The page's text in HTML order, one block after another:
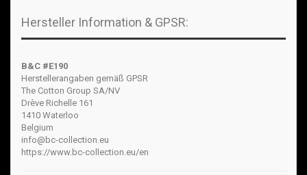
Hersteller Information & GPSR:
B&C #E190
Herstellerangaben gemäß GPSR
The Cotton Group SA/NV
Drève Richelle 161
1410 Waterloo
Belgium
info@bc-collection.eu
https://www.bc-collection.eu/en